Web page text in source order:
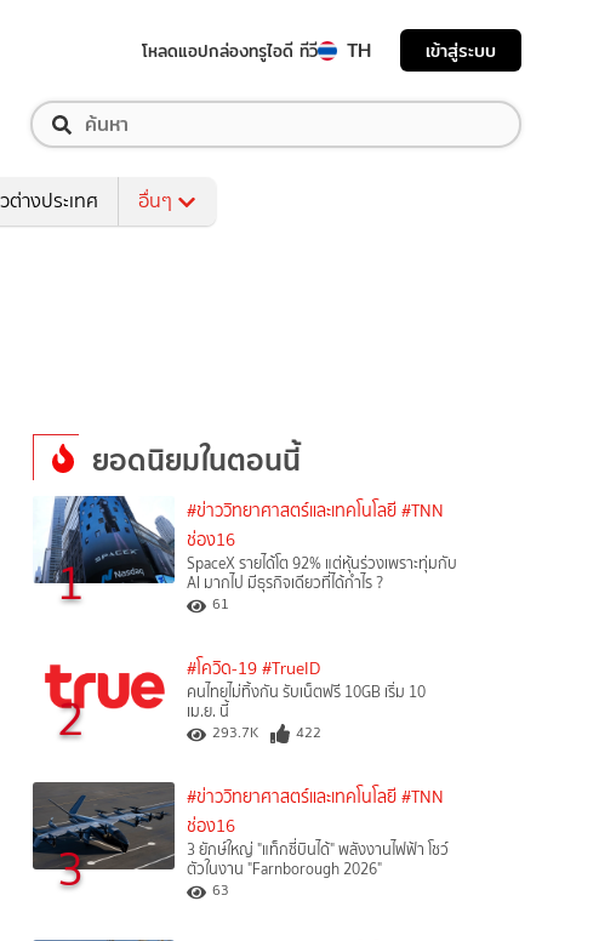
โหลดแอปกล่องทรูไอดี ทีวี TH เข้าสู่ระบบ
ต่างประเทศ อื่นๆ
ยอดนิยมในตอนนี้
1
#ข่าววิทยาศาสตร์และเทคโนโลยี #TNN
ช่อง16
SpaceX รายได้โต 92% แต่หุ้นร่วงเพราะทุ่มกับ
AI มากไป มีธุรกิจเดียวที่ได้กำไร ?
61
2
#โควิด-19 #TrueID
คนไทยไม่ทิ้งกัน รับเน็ตฟรี 10GB เริ่ม 10
เม.ย. นี้
293.7K 422
3
#ข่าววิทยาศาสตร์และเทคโนโลยี #TNN
ช่อง16
3 ยักษ์ใหญ่ "แท็กซี่บินได้" พลังงานไฟฟ้า โชว์
ตัวในงาน "Farnborough 2026"
63